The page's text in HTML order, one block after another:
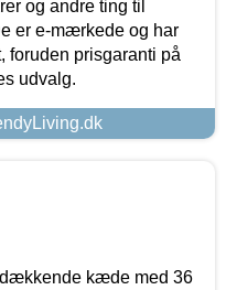
og andre ting til
er e-mærkede og har
foruden prisgaranti på
udvalg.
kæde med 36